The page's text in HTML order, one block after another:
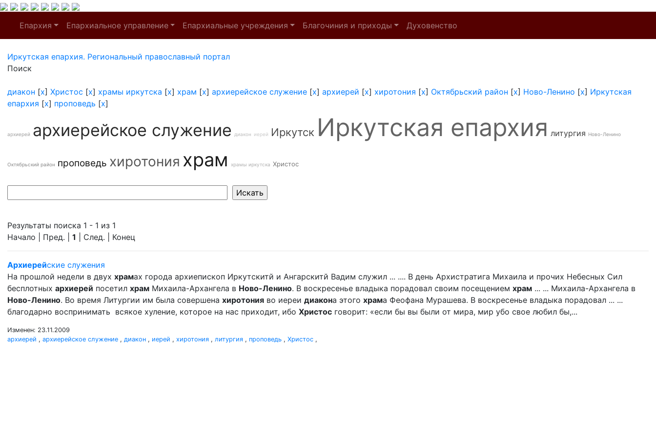
Епархия Епархиальное управление Епархиальные учреждения Благочиния и приходы Духовенство
Иркутская епархия. Региональный православный портал
Поиск
диакон [x] Христос [x] храмы иркутска [x] храм [x] архиерейское служение [x] архиерей [x] хиротония [x] Октябрьский район [x] Ново-Ленино [x] Иркутская
епархия [x] проповедь [x]
архиерей архиерейское служение диакон иерей Иркутск Иркутская епархия литургия Ново-Ленино
Октябрьский район проповедь хиротония храм храмы иркутска Христос
Результаты поиска 1 - 1 из 1
Начало | Пред. | 1 | След. | Конец
Архиерейские служения
На прошлой недели в двух храмах города архиепископ Иркутскитй и Ангарскитй Вадим служил ... .... В день Архистратига Михаила и прочих Небесных Сил
бесплотных архиерей посетил храм Михаила-Архангела в Ново-Ленино. В воскресенье владыка порадовал своим посещением храм ... ... Михаила-Архангела в
Ново-Ленино. Во время Литургии им была совершена хиротония во иереи диакона этого храма Феофана Мурашева. В воскресенье владыка порадовал ... ...
благодарно воспринимать всякое хуление, которое на нас приходит, ибо Христос говорит: «если бы вы были от мира, мир убо свое любил бы,...
Изменен: 23.11.2009
архиерей , архиерейское служение , диакон , иерей , хиротония , литургия , проповедь , Христос ,